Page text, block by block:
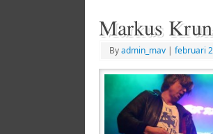
Markus
Byadmin_mav | februari